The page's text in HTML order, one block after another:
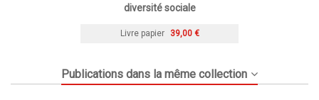
diversité sociale
Livre papier 39,00 €
Publications dans la même collection